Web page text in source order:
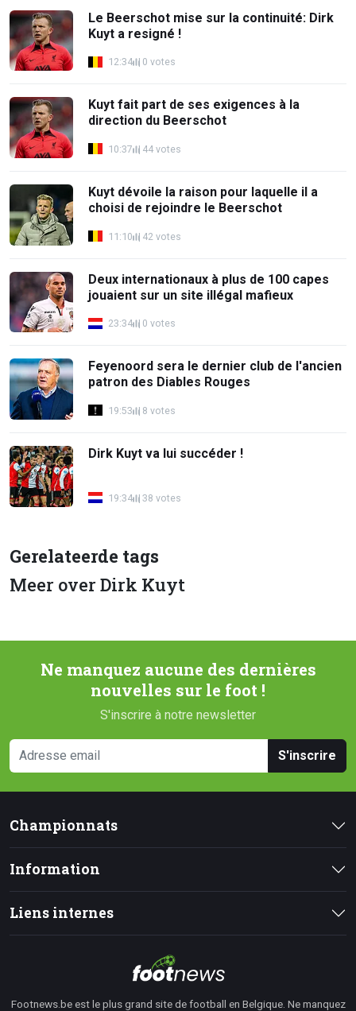
Le Beerschot mise sur la continuité: Dirk
Kuyt a resigné !
12:34 0 votes
Kuyt fait part de ses exigences à la
direction du Beerschot
10:37 44 votes
Kuyt dévoile la raison pour laquelle il a
choisi de rejoindre le Beerschot
11:10 42 votes
Deux internationaux à plus de 100 capes
jouaient sur un site illégal mafieux
23:34 0 votes
Feyenoord sera le dernier club de l'ancien
patron des Diables Rouges
19:53 8 votes
Dirk Kuyt va lui succéder !
19:34 38 votes
Gerelateerde tags
Meer over Dirk Kuyt
Ne manquez aucune des dernières
nouvelles sur le foot !
S'inscrire à notre newsletter
S'inscrire
Championnats
Information
Liens internes
Footnews.be est le plus grand site de football en Belgique. Ne manquez